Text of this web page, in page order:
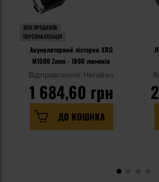
ХІТИ ПРОДАЖІВ
ПЕРСОНАЛІЗАЦІЯ
Акумуляторний ліхтарик XRG
M1500 Zoom - 1800 люменів
Відправлення: Негайно
1 684,60 грн
ДО КОШИКА